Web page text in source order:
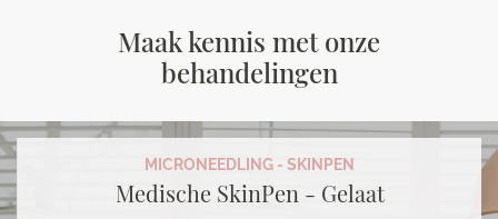
Maak kennis met onze
behandelingen
MICRONEEDLING - SKINPEN
Medische SkinPen - Gelaat